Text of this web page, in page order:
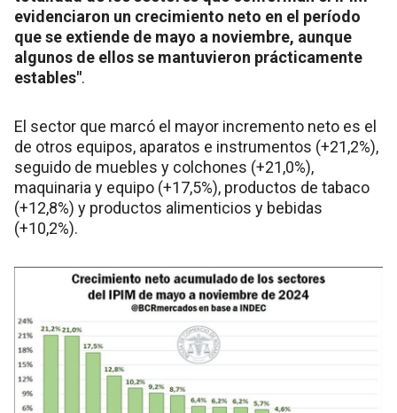
evidenciaron un crecimiento neto en el período
que se extiende de mayo a noviembre, aunque
algunos de ellos se mantuvieron prácticamente
estables".
El sector que marcó el mayor incremento neto es el
de otros equipos, aparatos e instrumentos (+21,2%),
seguido de muebles y colchones (+21,0%),
maquinaria y equipo (+17,5%), productos de tabaco
(+12,8%) y productos alimenticios y bebidas
(+10,2%).